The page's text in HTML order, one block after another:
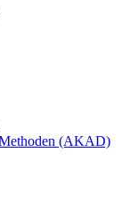
(AKAD)